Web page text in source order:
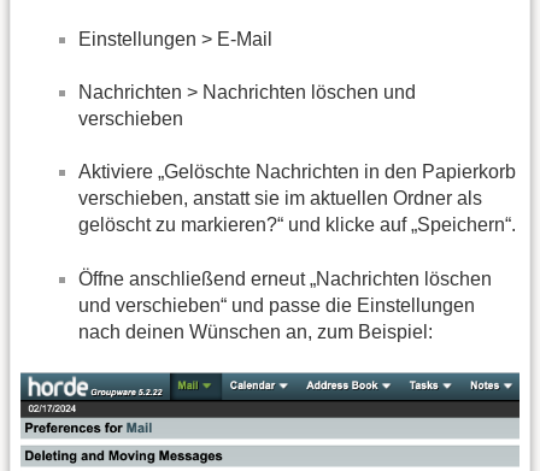
Einstellungen > E-Mail
Nachrichten > Nachrichten löschen und
verschieben
Aktiviere „Gelöschte Nachrichten in den Papierkorb
verschieben, anstatt sie im aktuellen Ordner als
gelöscht zu markieren?“ und klicke auf „Speichern“.
Öffne anschließend erneut „Nachrichten löschen
und verschieben“ und passe die Einstellungen
nach deinen Wünschen an, zum Beispiel: